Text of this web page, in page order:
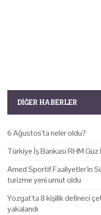
DIĞER HABERLER
6 Ağustos'ta neler oldu?
Türkiye İş Bankası RHM Güz
Amed Sportif Faaliyetler'in
turizme yeni umut oldu
Yozgat'ta 8 kişilik defineci
yakalandı